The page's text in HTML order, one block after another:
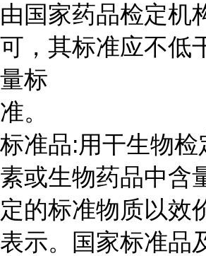
由国家药品检定机
可，其标准应不低
量标
准。
标准品:用干生物检
素或生物药品中含
定的标准物质以效
表示。国家标准品